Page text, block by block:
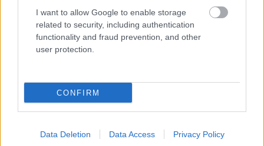
I want to allow Google to enable storage
related to security, including authentication
functionality and fraud prevention, and other
user protection.
CONFIRM
Data Deletion Data Access Privacy Policy
kerékpáros is érintett
Parázs vita a Fiumei úti beruházásról: mi lesz a fákkal?
Adatkezelési tájékoztató
Hirdetési árak